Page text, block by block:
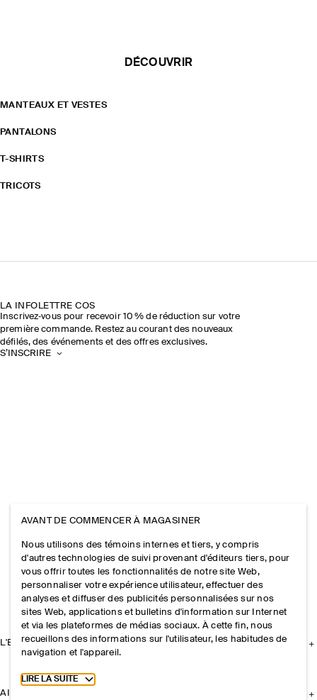
DÉCOUVRIR
MANTEAUX ET VESTES
PANTALONS
T-SHIRTS
TRICOTS
LA INFOLETTRE COS
Inscrivez‑vous pour recevoir 10 % de réduction sur votre
première commande. Restez au courant des nouveaux
défilés, des événements et des offres exclusives.
S’INSCRIRE
L'ENTREPRISE
AIDE
AVANT DE COMMENCER À MAGASINER
Nous utilisons des témoins internes et tiers, y compris
d'autres technologies de suivi provenant d'éditeurs tiers, pour
vous offrir toutes les fonctionnalités de notre site Web,
personnaliser votre expérience utilisateur, effectuer des
analyses et diffuser des publicités personnalisées sur nos
sites Web, applications et bulletins d'information sur Internet
et via les plateformes de médias sociaux. À cette fin, nous
recueillons des informations sur l'utilisateur, les habitudes de
navigation et l'appareil.
Toggle more cookie information
LIRE LA SUITE